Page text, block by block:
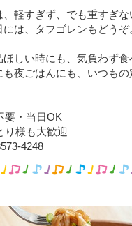
、軽すぎず、でも重すぎな
には、タフゴレンもどうぞ
ほしい時にも、気負わず
も夜ごはんにも、いつも
要・当日OK
り様も大歓迎
4248